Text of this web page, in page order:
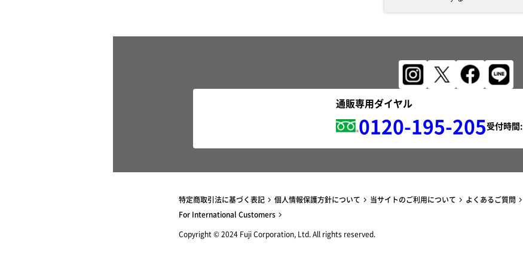
通販専用ダイヤル
0120-195-205受付時間:
特定商取引法に基づく表記 個人情報保護方針について 当サイトのご利用について よくあるご質問
For International Customers
Copyright © 2024 Fuji Corporation, Ltd. All rights reserved.